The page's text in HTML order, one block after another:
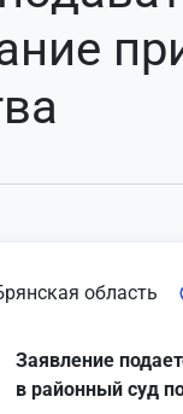
область
Заявление
в районный суд